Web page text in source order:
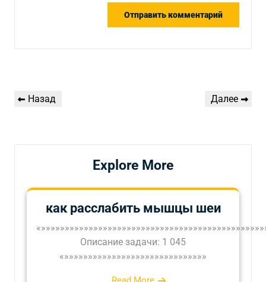
по
Предыдущая
Назад
Следующая
Далее
Explore More
как расслабить мышцы шеи
Описание задачи: 1 045
«»»»»»»»»»»»»»»»»»»»»»»»»»»»»»»